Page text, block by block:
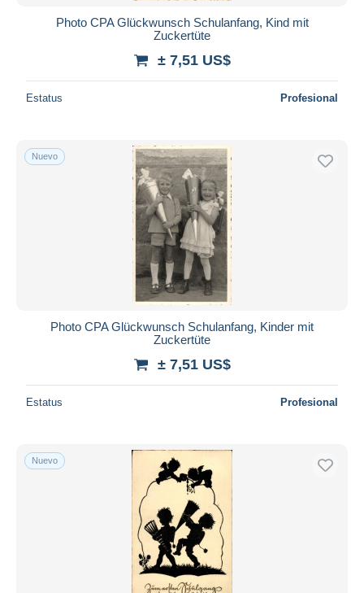
Photo CPA Glückwunsch Schulanfang, Kind mit
Zuckertüte
± 7,51 US$
Estatus Profesional
Nuevo
Photo CPA Glückwunsch Schulanfang, Kinder mit
Zuckertüte
± 7,51 US$
Estatus Profesional
Nuevo